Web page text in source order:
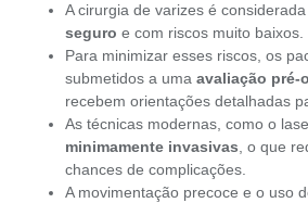
A cirurgia de varizes é
seguro e com riscos muito baixos.
Para minimizar esses riscos, os
submetidos a uma avaliação pré-
recebem orientações detalhadas
As técnicas modernas, como o
minimamente invasivas , o que
chances de complicações.
A movimentação precoce e o uso